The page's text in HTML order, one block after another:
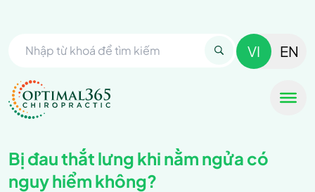
VI EN
Bị đau thắt lưng khi nằm ngửa có
nguy hiểm không?